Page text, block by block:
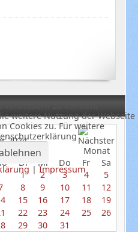
2024
Di Mi Do Fr
Sa
1
2 3 4
5
8 9 10 11
12
15 16 17 18
19
22 23 24 25
26
29 30 31
zu können,
weitere Nutzung der Webseite
Cookies zu. Für weitere
|Impressum